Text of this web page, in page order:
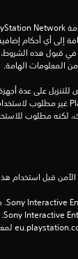
المعلومات الهامة.